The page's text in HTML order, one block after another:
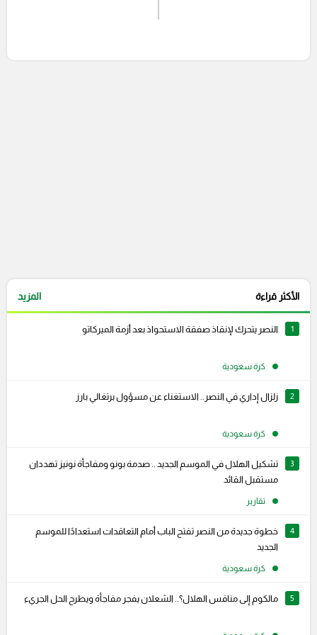
الأكثر قراءة المزيد
1 النصر يتحرك لإنقاذ صفقة الاستحواذ بعد أزمة الميركاتو
كرة سعودية
2 زلزال إداري في النصر.. الاستغناء عن مسؤول برتغالي بارز
كرة سعودية
3
تشكيل الهلال في الموسم الجديد .. صدمة بونو ومفاجأة نونيز تهددان
مستقبل القائد
تقارير
4
خطوة جديدة من النصر تفتح الباب أمام التعاقدات استعدادًا للموسم
الجديد
كرة سعودية
5 مالكوم إلى منافس الهلال؟.. الشعلان يفجر مفاجأة ويطرح الحل الجريء